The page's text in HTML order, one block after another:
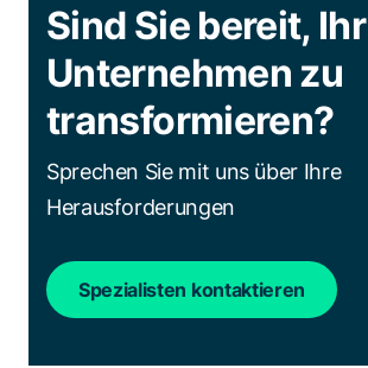
Sind Sie bereit, Ihr
Unternehmen zu
transformieren?
Sprechen Sie mit uns über Ihre
Herausforderungen
Spezialisten kontaktieren